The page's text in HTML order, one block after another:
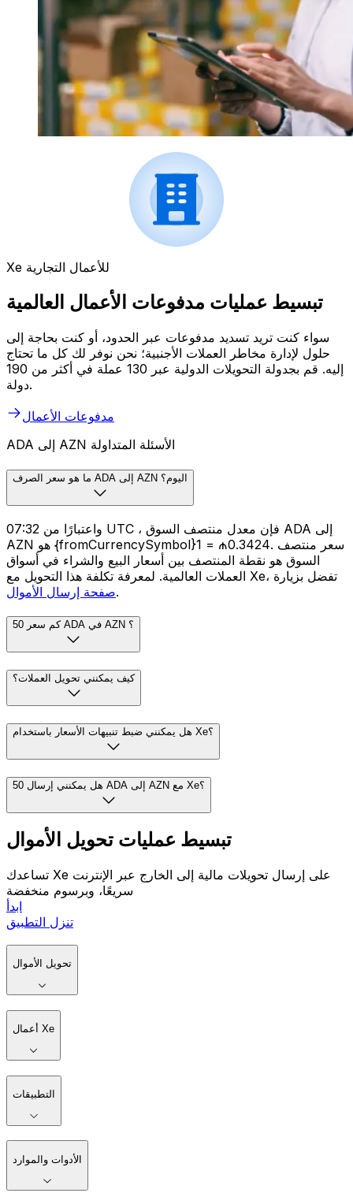
Xe للأعمال التجارية
تبسيط عمليات مدفوعات الأعمال العالمية
سواء كنت تريد تسديد مدفوعات عبر الحدود، أو كنت بحاجة إلى
حلول لإدارة مخاطر العملات الأجنبية؛ نحن نوفر لك كل ما تحتاج
إليه. قم بجدولة التحويلات الدولية عبر 130 عملة في أكثر من 190
دولة.
مدفوعات الأعمال
ADA إلى AZN الأسئلة المتداولة
ما هو سعر الصرف ADA إلى AZN اليوم؟
واعتبارًا من 07:32 UTC ، فإن معدل منتصف السوق ADA إلى
AZN هو {fromCurrencySymbol}1 = ₼0.3424. سعر منتصف
السوق هو نقطة المنتصف بين أسعار البيع والشراء في أسواق
العملات العالمية. لمعرفة تكلفة هذا التحويل مع Xe، تفضل بزيارة
صفحة إرسال الأموال.
كم سعر 50 ADA في AZN ؟
كيف يمكنني تحويل العملات؟
هل يمكنني ضبط تنبيهات الأسعار باستخدام Xe؟
هل يمكنني إرسال 50 ADA إلى AZN مع Xe؟
تبسيط عمليات تحويل الأموال
تساعدك Xe على إرسال تحويلات مالية إلى الخارج عبر الإنترنت
سريعًا، وبرسوم منخفضة
ابدأ
تنزل التطبيق
تحويل الأموال
أعمال Xe
التطبيقات
الأدوات والموارد